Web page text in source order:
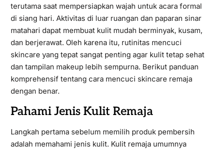
terutama saat mempersiapkan wajah untuk acara formal
di siang hari. Aktivitas di luar ruangan dan paparan sinar
matahari dapat membuat kulit mudah berminyak, kusam,
dan berjerawat. Oleh karena itu, rutinitas mencuci
skincare yang tepat sangat penting agar kulit tetap sehat
dan tampilan makeup lebih sempurna. Berikut panduan
komprehensif tentang cara mencuci skincare remaja
dengan benar.
Pahami Jenis Kulit Remaja
Langkah pertama sebelum memilih produk pembersih
adalah memahami jenis kulit. Kulit remaja umumnya